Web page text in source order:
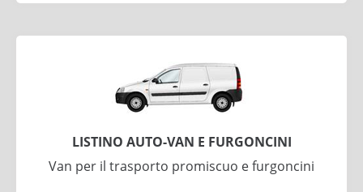
LISTINO AUTO-VAN E FURGONCINI
Van per il trasporto promiscuo e furgoncini